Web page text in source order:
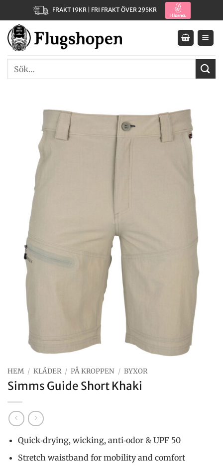
to
content
FRAKT 19KR | FRI FRAKT ÖVER 295KR
HEM / KLÄDER / PÅ KROPPEN / BYXOR
Simms Guide Short Khaki
Quick‐drying, wicking, anti‐odor & UPF 50
Stretch waistband for mobility and comfort